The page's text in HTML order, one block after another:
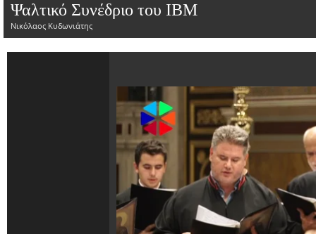
Ψαλτικό Συνέδριο του ΙΒΜ
Νικόλαος Κυδωνιάτης